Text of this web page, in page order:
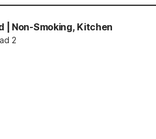
| Non-Smoking, Kitchen
2